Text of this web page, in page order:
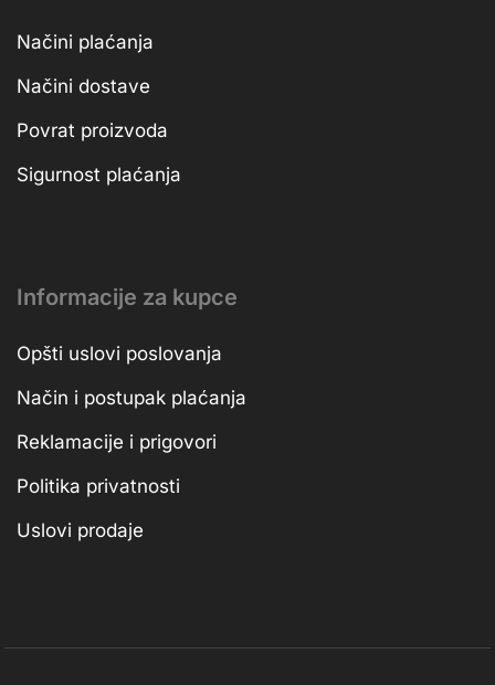
Načini plaćanja
Načini dostave
Povrat proizvoda
Sigurnost plaćanja
Informacije za kupce
Opšti uslovi poslovanja
Način i postupak plaćanja
Reklamacije i prigovori
Politika privatnosti
Uslovi prodaje